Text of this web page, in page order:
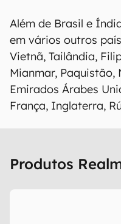
Além de Brasil e
em vários outros
Vietnã, Tailândia,
Mianmar, Paquistão,
Emirados Árabes
França, Inglaterra,
Produtos